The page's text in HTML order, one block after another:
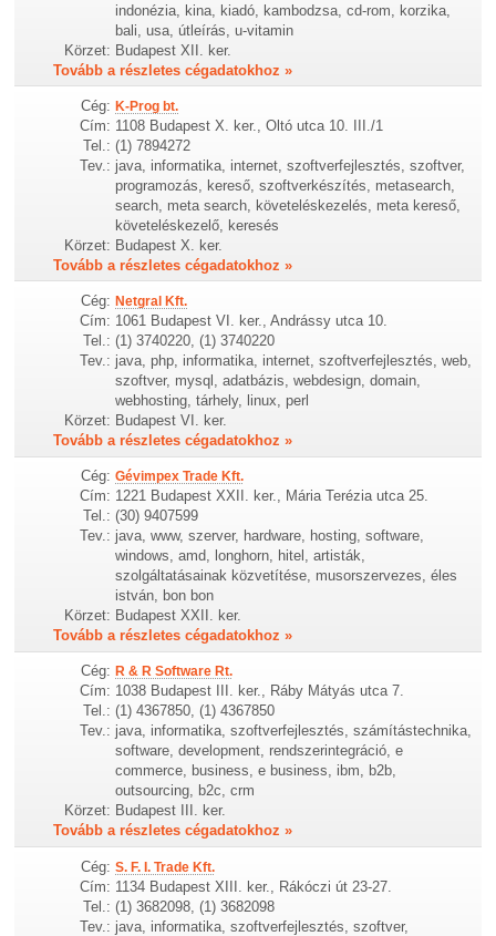
indonézia, kina, kiadó, kambodzsa, cd-rom, korzika,
bali, usa, útleírás, u-vitamin
Körzet: Budapest XII. ker.
Tovább a részletes cégadatokhoz »
Cég: K-Prog bt.
Cím: 1108 Budapest X. ker., Oltó utca 10. III./1
Tel.: (1) 7894272
Tev.: java, informatika, internet, szoftverfejlesztés, szoftver,
programozás, kereső, szoftverkészítés, metasearch,
search, meta search, követeléskezelés, meta kereső,
követeléskezelő, keresés
Körzet: Budapest X. ker.
Tovább a részletes cégadatokhoz »
Cég: Netgral Kft.
Cím: 1061 Budapest VI. ker., Andrássy utca 10.
Tel.: (1) 3740220, (1) 3740220
Tev.: java, php, informatika, internet, szoftverfejlesztés, web,
szoftver, mysql, adatbázis, webdesign, domain,
webhosting, tárhely, linux, perl
Körzet: Budapest VI. ker.
Tovább a részletes cégadatokhoz »
Cég: Gévimpex Trade Kft.
Cím: 1221 Budapest XXII. ker., Mária Terézia utca 25.
Tel.: (30) 9407599
Tev.: java, www, szerver, hardware, hosting, software,
windows, amd, longhorn, hitel, artisták,
szolgáltatásainak közvetítése, musorszervezes, éles
istván, bon bon
Körzet: Budapest XXII. ker.
Tovább a részletes cégadatokhoz »
Cég: R & R Software Rt.
Cím: 1038 Budapest III. ker., Ráby Mátyás utca 7.
Tel.: (1) 4367850, (1) 4367850
Tev.: java, informatika, szoftverfejlesztés, számítástechnika,
software, development, rendszerintegráció, e
commerce, business, e business, ibm, b2b,
outsourcing, b2c, crm
Körzet: Budapest III. ker.
Tovább a részletes cégadatokhoz »
Cég: S. F. I. Trade Kft.
Cím: 1134 Budapest XIII. ker., Rákóczi út 23-27.
Tel.: (1) 3682098, (1) 3682098
Tev.: java, informatika, szoftverfejlesztés, szoftver,